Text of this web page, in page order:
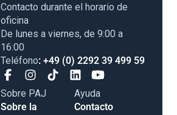
Contacto durante el horario de
oficina
De lunes a viernes, de 9:00 a
16:00
Teléfono: +49 (0) 2292 39 499 59
Sobre PAJ
Sobre la
Ayuda
Contacto